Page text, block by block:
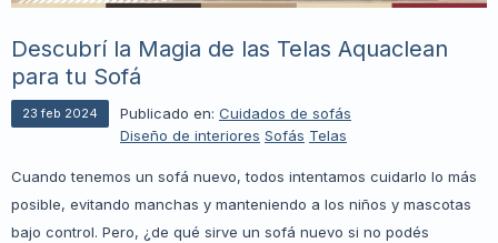
Descubrí la Magia de las Telas Aquaclean
para tu Sofá
23 feb 2024 Publicado en: Cuidados de sofás
Diseño de interiores Sofás Telas
Cuando tenemos un sofá nuevo, todos intentamos cuidarlo lo más
posible, evitando manchas y manteniendo a los niños y mascotas
bajo control. Pero, ¿de qué sirve un sofá nuevo si no podés